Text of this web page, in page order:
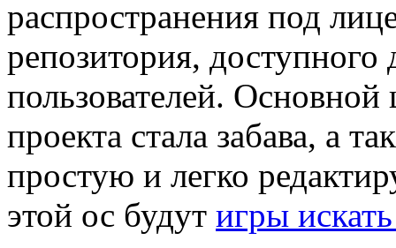
распространения под
репозитория,
пользователей.
проекта стала забава, а
простую и легко
этой ос будут игры